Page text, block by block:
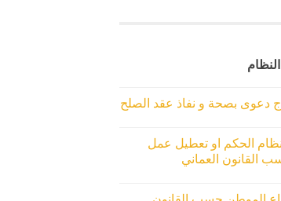
دعوى بصحة و نفاذ عقد الصلح
الحكم او تعطيل عمل
القانون العماني